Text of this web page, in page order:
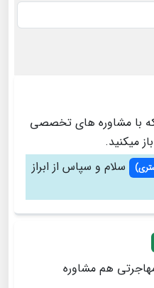
با مشاوره های تخصصی
میکنید.
سلام و سپاس از ابراز
هم مشاوره